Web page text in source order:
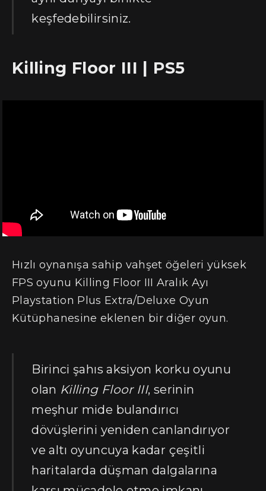
keşfedebilirsiniz.
Killing Floor III | PS5
Hızlı oynanışa sahip vahşet öğeleri yüksek
FPS oyunu Killing Floor III Aralık Ayı
Playstation Plus Extra/Deluxe Oyun
Kütüphanesine eklenen bir diğer oyun.
Birinci şahıs aksiyon korku oyunu
olan Killing Floor III, serinin
meşhur mide bulandırıcı
dövüşlerini yeniden canlandırıyor
ve altı oyuncuya kadar çeşitli
haritalarda düşman dalgalarına